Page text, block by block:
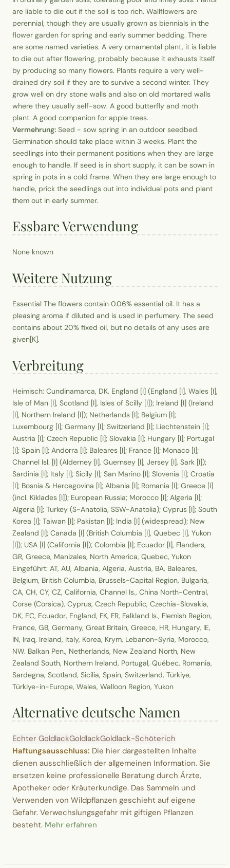
are liable to die out if the soil is too rich. Wallflowers are
perennial, though they are usually grown as biennials in the
flower garden for spring and early summer bedding. There
are some named varieties. A very ornamental plant, it is liable
to die out after flowering, probably because it exhausts itself
by producing so many flowers. Plants require a very well-
drained dry soil if they are to survive a second winter. They
grow well on dry stone walls and also on old mortared walls
where they usually self-sow. A good butterfly and moth
plant. A good companion for apple trees.
Vermehrung: Seed - sow spring in an outdoor seedbed.
Germination should take place within 3 weeks. Plant the
seedlings into their permanent positions when they are large
enough to handle. If seed is in short supply, it can be sown in
spring in pots in a cold frame. When they are large enough to
handle, prick the seedlings out into individual pots and plant
them out in early summer.
Essbare Verwendung
None known
Weitere Nutzung
Essential The flowers contain 0.06% essential oil. It has a
pleasing aroma if diluted and is used in perfumery. The seed
contains about 20% fixed oil, but no details of any uses are
given[K].
Verbreitung
Heimisch: Cundinamarca, DK, England [I] (England [I], Wales [I],
Isle of Man [I], Scotland [I], Isles of Scilly [I]); Ireland [I] (Ireland
[I], Northern Ireland [I]); Netherlands [I]; Belgium [I];
Luxembourg [I]; Germany [I]; Switzerland [I]; Liechtenstein [I];
Austria [I]; Czech Republic [I]; Slovakia [I]; Hungary [I]; Portugal
[I]; Spain [I]; Andorra [I]; Baleares [I]; France [I]; Monaco [I];
Channel Isl. [I] (Alderney [I], Guernsey [I], Jersey [I], Sark [I]);
Sardinia [I]; Italy [I]; Sicily [I]; San Marino [I]; Slovenia [I]; Croatia
[I]; Bosnia & Hercegovina [I]; Albania [I]; Romania [I]; Greece [I]
(incl. Kiklades [I]); European Russia; Morocco [I]; Algeria [I];
Algeria [I]; Turkey (S-Anatolia, SSW-Anatolia); Cyprus [I]; South
Korea [I]; Taiwan [I]; Pakistan [I]; India [I] (widespread); New
Zealand [I]; Canada [I] (British Columbia [I], Quebec [I], Yukon
[I]); USA [I] (California [I]); Colombia [I]; Ecuador [I], Flanders,
GR, Greece, Manizales, North America, Quebec, Yukon
Eingeführt: AT, AU, Albania, Algeria, Austria, BA, Baleares,
Belgium, British Columbia, Brussels-Capital Region, Bulgaria,
CA, CH, CY, CZ, California, Channel Is., China North-Central,
Corse (Corsica), Cyprus, Czech Republic, Czechia-Slovakia,
DK, EC, Ecuador, England, FK, FR, Falkland Is., Flemish Region,
France, GB, Germany, Great Britain, Greece, HR, Hungary, IE,
IN, Iraq, Ireland, Italy, Korea, Krym, Lebanon-Syria, Morocco,
NW. Balkan Pen., Netherlands, New Zealand North, New
Zealand South, Northern Ireland, Portugal, Québec, Romania,
Sardegna, Scotland, Sicilia, Spain, Switzerland, Türkiye,
Türkiye-in-Europe, Wales, Walloon Region, Yukon
Alternative deutsche Namen
Echter GoldlackGoldlackGoldlack-Schöterich
Haftungsausschluss: Die hier dargestellten Inhalte
dienen ausschließlich der allgemeinen Information. Sie
ersetzen keine professionelle Beratung durch Ärzte,
Apotheker oder Kräuterkundige. Das Sammeln und
Verwenden von Wildpflanzen geschieht auf eigene
Gefahr. Verwechslungsgefahr mit giftigen Pflanzen
besteht. Mehr erfahren